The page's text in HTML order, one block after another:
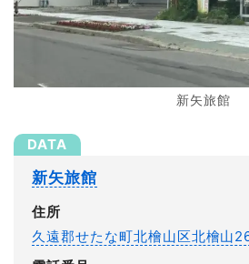
新矢旅館
新矢旅館
住所
久遠郡せたな町北檜山区北檜山